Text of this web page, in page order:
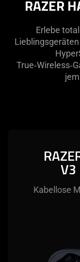
RAZER
Erlebe
V3
Kabellose